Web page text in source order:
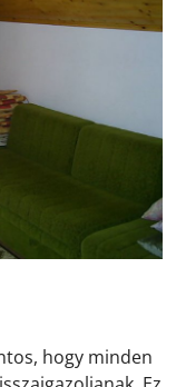
hogy minden